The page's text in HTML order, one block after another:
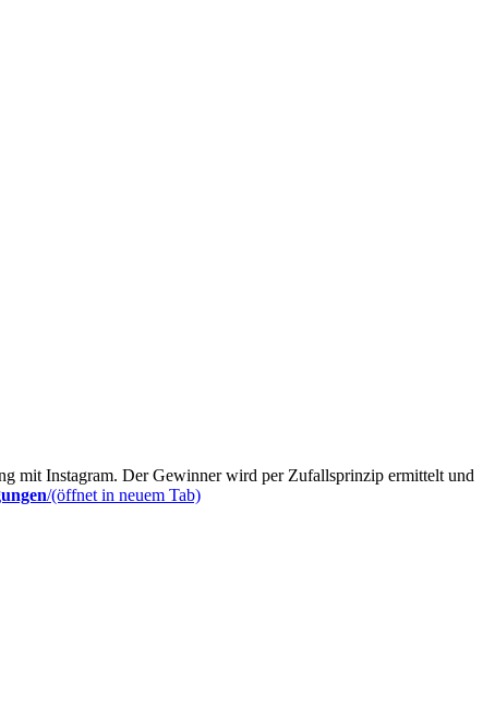
mit Instagram. Der Gewinner wird per Zufallsprinzip ermittelt und
/(öffnet in neuem Tab)